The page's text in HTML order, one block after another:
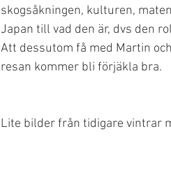
skogsåkningen, kulturen,
Japan till vad den är, dvs den
Att dessutom få med Martin
resan kommer bli förjäkla bra.
Lite bilder från tidigare vintrar